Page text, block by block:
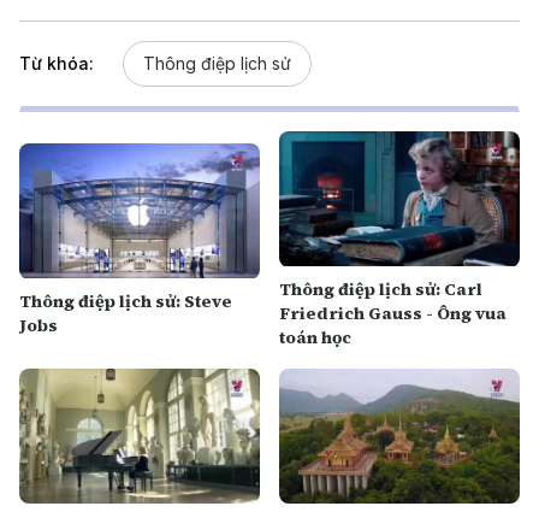
Từ khóa: Thông điệp lịch sử
Thông điệp lịch sử: Steve
Jobs
Thông điệp lịch sử: Carl
Friedrich Gauss - Ông vua
toán học